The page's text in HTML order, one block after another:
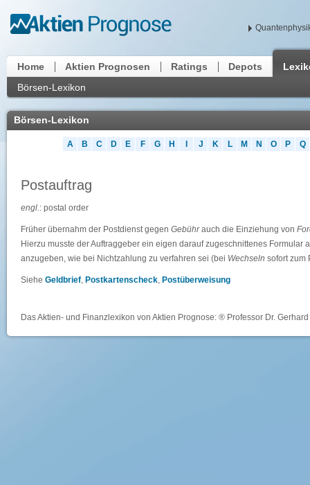
Home Aktien Prognosen Ratings Depots
Börsen-Lexikon
Börsen-Lexikon
A B C D E F G H J K L M N O P Q
Postauftrag
engl.: postal order
Früher übernahm der Postdienst gegen Gebührauch die Einziehung von
Hierzu musste der Auftraggeber ein eigen darauf zugeschnittenes Formular
anzugeben, wie bei Nichtzahlung zu verfahren sei (bei Wechseln sofort zum
Siehe Geldbrief, Postkartenscheck, Postüberweisung
Das Aktien- und Finanzlexikon von Aktien Prognose: ® Professor Dr.